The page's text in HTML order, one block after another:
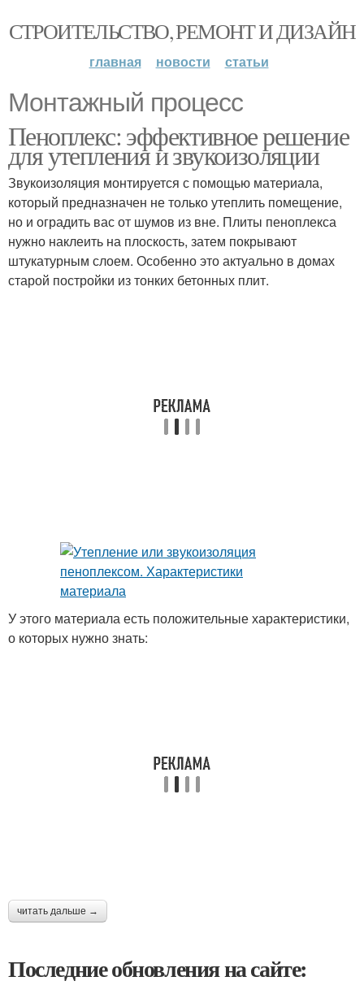
СТРОИТЕЛЬСТВО, РЕМОНТ И ДИЗАЙН
главная новости статьи
Монтажный процесс
Пеноплекс: эффективное решение
для утепления и звукоизоляции
Звукоизоляция монтируется с помощью материала,
который предназначен не только утеплить помещение,
но и оградить вас от шумов из вне. Плиты пеноплекса
нужно наклеить на плоскость, затем покрывают
штукатурным слоем. Особенно это актуально в домах
старой постройки из тонких бетонных плит.
У этого материала есть положительные характеристики,
о которых нужно знать:
читать дальше →
Последние обновления на сайте: